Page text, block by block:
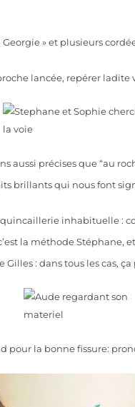
» et plusieurs
lancée, repérer ladite
aussi précises que “au
brillants qui nous font
inhabituelle :
la méthode Stéphane,
: dans tous les cas,
pour la bonne fissure: